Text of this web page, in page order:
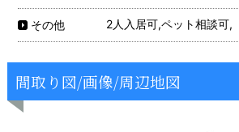
その他 2人入居可,ペット相談可,
間取り図/画像/周辺地図